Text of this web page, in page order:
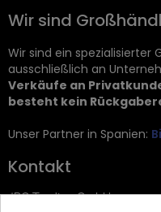
Wir sind
Wir sind ein spezialisierter
ausschließlich an
Verkäufe an
besteht kein
Unser Partner in Spanien:
Kontakt
JRG Trading GmbH